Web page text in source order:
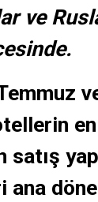
ve
satış
ana